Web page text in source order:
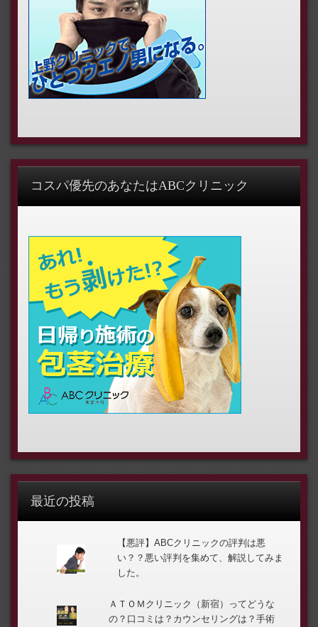
コスパ優先のあなたはABCクリニック
最近の投稿
【悪評】ABCクリニックの評判は悪
い？？悪い評判を集めて、解説してみま
した。
ＡＴＯＭクリニック（新宿）ってどうな
の？口コミは？カウンセリングは？手術